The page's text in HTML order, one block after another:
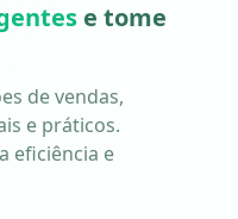
e tome
de vendas,
e práticos.
eficiência e